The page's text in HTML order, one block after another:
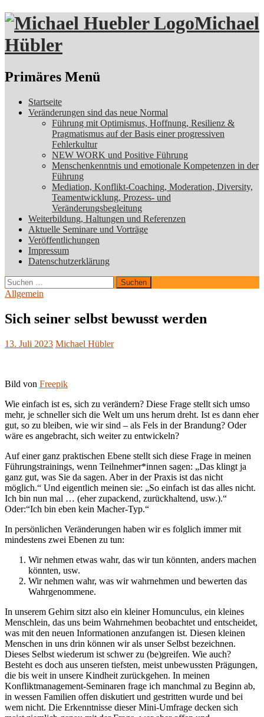
Michael
Hübler
Suchen
Primäres Menü
Zum
Inhalt
Startseite
Veränderungen sind das neue Normal
Führung mit Optimismus, Hoffnung, Resilienz &
Pragmatismus auf der Basis einer progressiven
Fehlerkultur
NEW WORK und Positive Führung
Menschenkenntnis und emotionale Kompetenzen in der
Führung
Mediation, Konflikt-Coaching, Moderation, Diversity,
Teamentwicklung, Prozess- und
Veränderungsbegleitung
Weiterbildung, Haltungen und Referenzen
Aktuelle Seminare und Vorträge
Veröffentlichungen
Impressum
Datenschutzerklärung
Suchen
nach:
Allgemein
Sich seiner selbst bewusst werden
13. Juli 2023 Michael Hübler
Bild von Freepik
Wie einfach ist es, sich zu verändern? Diese Frage stellt sich umso
mehr, je schneller sich die Welt um uns herum dreht. Ist es dann eher
gut, so zu bleiben, wie wir sind – als Fels in der Brandung? Oder
wäre es angebracht, sich weiter zu entwickeln?
Auf einer ganz praktischen Ebene stellt sich diese Frage in meinen
Führungstrainings, wenn Teilnehmer*innen sagen: „Das klingt ja
ganz gut, was Sie da sagen. Aber in der Praxis ist das nicht
möglich.“ Und eigentlich meinen sie: „So einfach ist das alles nicht.
Ich bin nun mal … (eher zupackend, zurückhaltend, usw.).“
Oder:“Ich bin eben kein Macher-Typ.“
In persönlichen Veränderungen haben wir es folglich immer mit
mindestens zwei Ebenen zu tun:
Wir nehmen etwas wahr, das wir tun könnten, anders machen
könnten, usw.
Wir nehmen wahr, was wir wahrnehmen und bewerten das
Wahrgenommene.
In unserem Gehirn sitzt also ein kleiner Homunculus, ein kleines
Menschlein, das uns beim Wahrnehmen beobachtet und entscheidet,
was mit den neuen Informationen anzufangen ist. Diesen kleinen
Menschen in uns drin können wir als unser Selbst bezeichnen.
Dieses Selbst wiederum ist schwer zu (be)greifen. Wie auch?
Besteht es doch aus unseren tiefsten, meist unbewussten Prägungen,
die bis weit in unsere Kindheit zurückgehen. In meinen
Konfliktmanagement-Seminaren frage ich manchmal zu Beginn ab,
in wessen Familien offen diskutiert und gestritten wurde und bei
wem nicht. Die Erkenntnisse dieser Mini-Umfrage decken sich